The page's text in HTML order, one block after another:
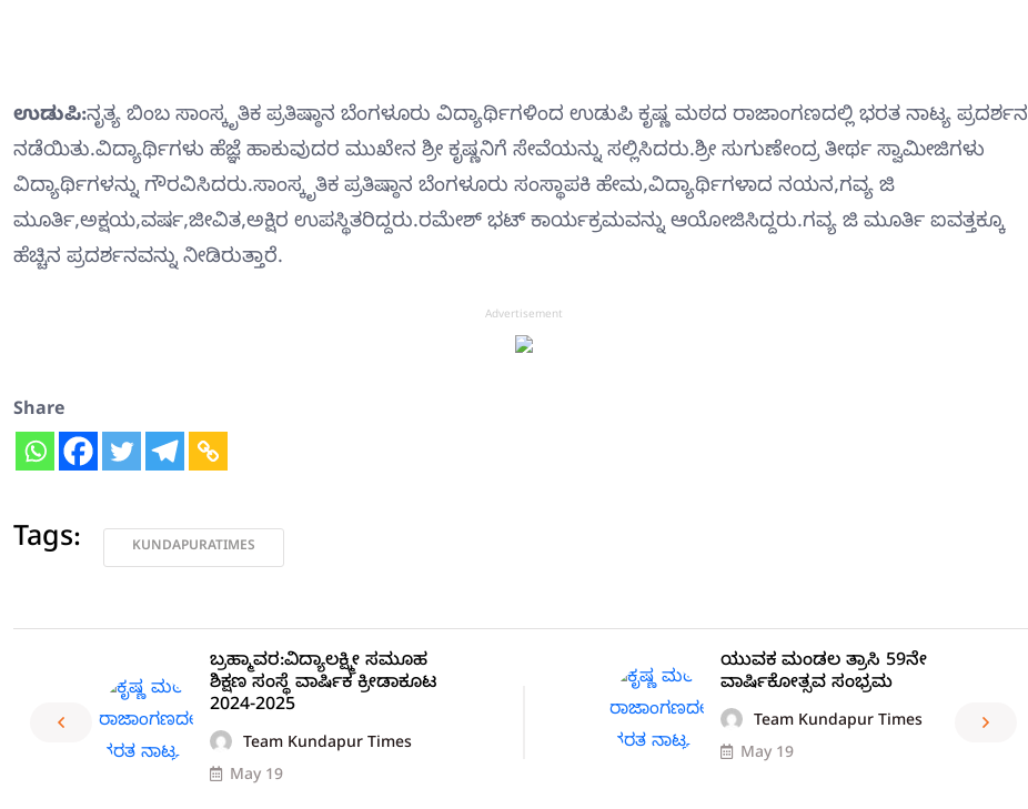
ಉಡುಪಿ:ನೃತ್ಯ ಬಿಂಬ ಸಾಂಸ್ಕೃತಿಕ ಪ್ರತಿಷ್ಠಾನ ಬೆಂಗಳೂರು ವಿದ್ಯಾರ್ಥಿಗಳಿಂದ ಉಡುಪಿ ಕೃಷ್ಣ ಮಠದ ರಾಜಾಂಗಣದಲ್ಲಿ ಭರತ ನಾಟ್ಯ ಪ್ರದರ್ಶನ
ನಡೆಯಿತು.ವಿದ್ಯಾರ್ಥಿಗಳು ಹೆಜ್ಞೆ ಹಾಕುವುದರ ಮುಖೇನ ಶ್ರೀ ಕೃಷ್ಣನಿಗೆ ಸೇವೆಯನ್ನು ಸಲ್ಲಿಸಿದರು.ಶ್ರೀ ಸುಗುಣೇಂದ್ರ ತೀರ್ಥ ಸ್ವಾಮೀಜಿಗಳು
ವಿದ್ಯಾರ್ಥಿಗಳನ್ನು ಗೌರವಿಸಿದರು.ಸಾಂಸ್ಕೃತಿಕ ಪ್ರತಿಷ್ಠಾನ ಬೆಂಗಳೂರು ಸಂಸ್ಥಾಪಕಿ ಹೇಮ,ವಿದ್ಯಾರ್ಥಿಗಳಾದ ನಯನ,ಗವ್ಯ ಜಿ
ಮೂರ್ತಿ,ಅಕ್ಷಯ,ವರ್ಷ,ಜೀವಿತ,ಅಕ್ಷಿರ ಉಪಸ್ಥಿತರಿದ್ದರು.ರಮೇಶ್ ಭಟ್ ಕಾರ್ಯಕ್ರಮವನ್ನು ಆಯೋಜಿಸಿದ್ದರು.ಗವ್ಯ ಜಿ ಮೂರ್ತಿ ಐವತ್ತಕ್ಕೂ
ಹೆಚ್ಚಿನ ಪ್ರದರ್ಶನವನ್ನು ನೀಡಿರುತ್ತಾರೆ.
Advertisement
Share
Tags: KUNDAPURATIMES
ಬ್ರಹ್ಮಾವರ:ವಿದ್ಯಾಲಕ್ಷ್ಮೀ ಸಮೂಹ
ಶಿಕ್ಷಣ ಸಂಸ್ಥೆ ವಾರ್ಷಿಕ ಕ್ರೀಡಾಕೂಟ
2024-2025
Team Kundapur Times
May 19
ಯುವಕ ಮಂಡಲ ತ್ರಾಸಿ 59ನೇ
ವಾರ್ಷಿಕೋತ್ಸವ ಸಂಭ್ರಮ
Team Kundapur Times
May 19